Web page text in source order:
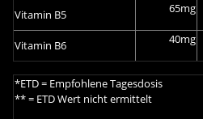
Vitamin B5 65mg
Vitamin B6 40mg
*ETD = Empfohlene Tagesdosis
** = ETD Wert nicht ermittelt